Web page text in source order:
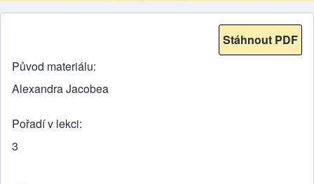
Drobečková navigace
Stáhnout PDF
Původ materiálu
Alexandra Jacobea
Pořadí v lekci
3